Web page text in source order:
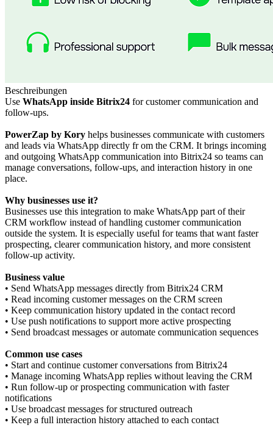
Beschreibungen
Use WhatsApp inside Bitrix24 for customer communication and
follow-ups.
PowerZap by Kory helps businesses communicate with customers
and leads via WhatsApp directly fr om the CRM. It brings incoming
and outgoing WhatsApp communication into Bitrix24 so teams can
manage conversations, follow-ups, and interaction history in one
place.
Why businesses use it?
Businesses use this integration to make WhatsApp part of their
CRM workflow instead of handling customer communication
outside the system. It is especially useful for teams that want faster
prospecting, clearer communication history, and more consistent
follow-up activity.
Business value
• Send WhatsApp messages directly from Bitrix24 CRM
• Read incoming customer messages on the CRM screen
• Keep communication history updated in the contact record
• Use push notifications to support more active prospecting
• Send broadcast messages or automate communication sequences
Common use cases
• Start and continue customer conversations from Bitrix24
• Manage incoming WhatsApp replies without leaving the CRM
• Run follow-up or prospecting communication with faster
notifications
• Use broadcast messages for structured outreach
• Keep a full interaction history attached to each contact